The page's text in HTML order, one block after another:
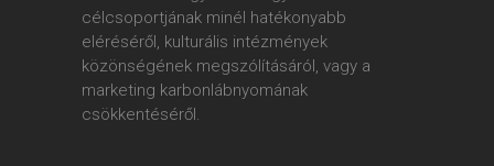
célcsoportjának minél hatékonyabb
eléréséről, kulturális intézmények
közönségének megszólításáról, vagy a
marketing karbonlábnyomának
csökkentéséről.